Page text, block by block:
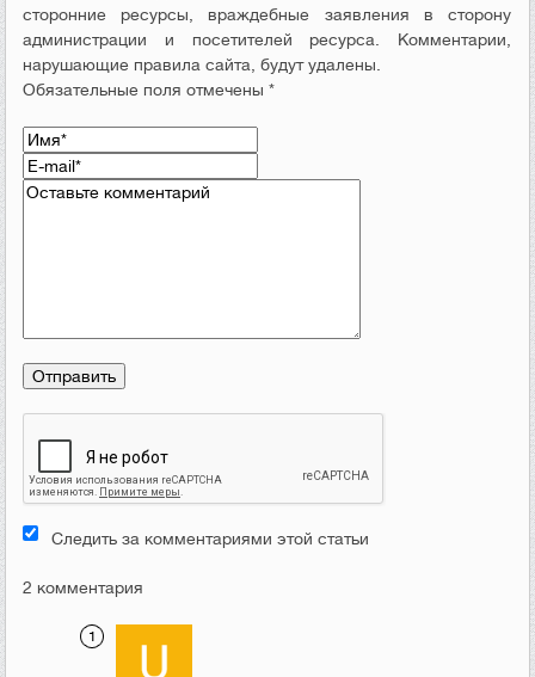
сторонние ресурсы, враждебные заявления в сторону
администрации и посетителей ресурса. Комментарии,
нарушающие правила сайта, будут удалены.
Обязательные поля отмечены *
Следить за комментариями этой статьи
2 комментария